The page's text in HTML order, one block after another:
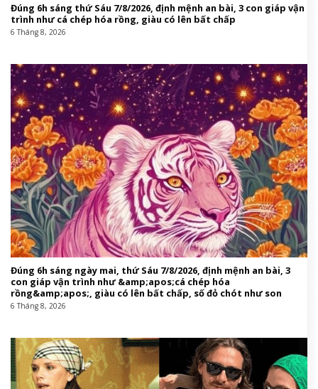
Đúng 6h sáng thứ Sáu 7/8/2026, định mệnh an bài, 3 con giáp vận
trình như cá chép hóa rồng, giàu có lên bất chấp
6 Tháng 8, 2026
Đúng 6h sáng ngày mai, thứ Sáu 7/8/2026, định mệnh an bài, 3
con giáp vận trình như &amp;apos;cá chép hóa
rồng&amp;apos;, giàu có lên bất chấp, số đỏ chót như son
6 Tháng 8, 2026